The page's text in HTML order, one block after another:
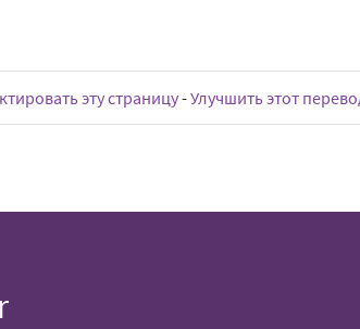
эту страницу-Улучшить этот